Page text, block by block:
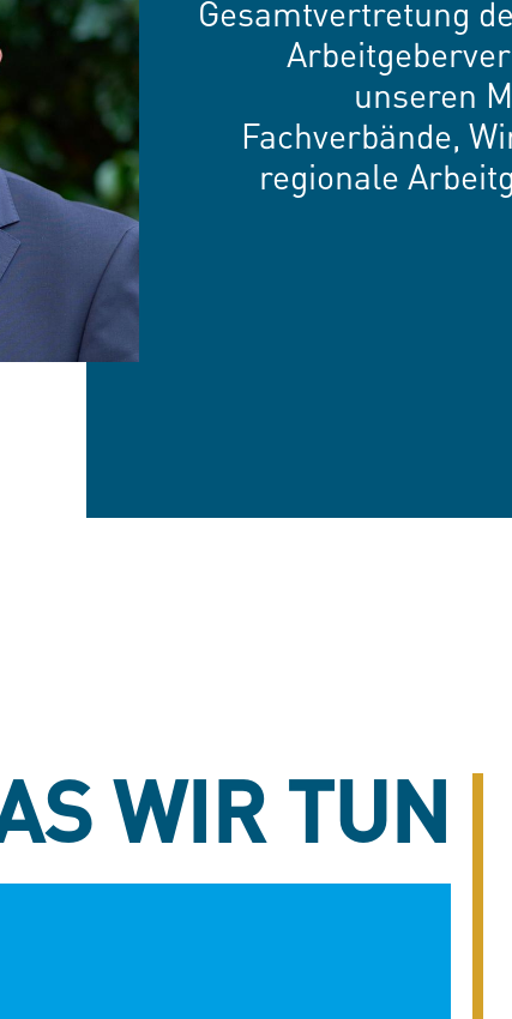
Gesamtvertretung
unseren
Fachverbände,
regionale
WIR TUN